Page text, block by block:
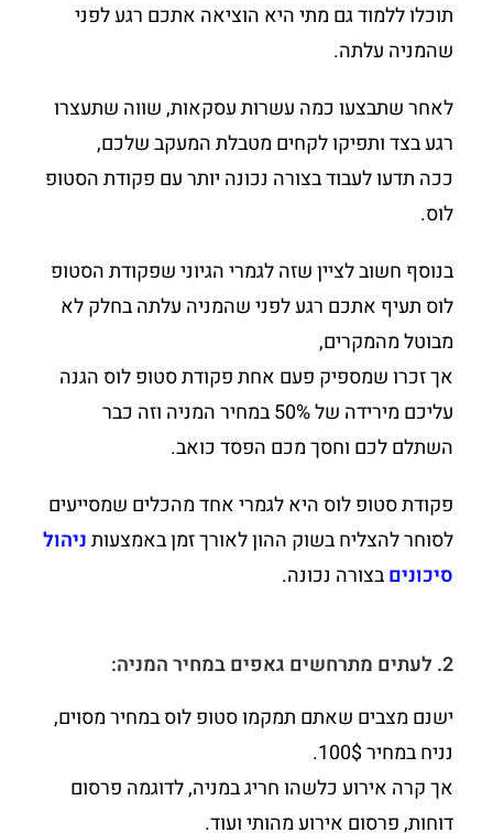
תוכלו ללמוד גם מתי היא הוציאה אתכם רגע לפני
שהמניה עלתה.
לאחר שתבצעו כמה עשרות עסקאות, שווה שתעצרו
רגע בצד ותפיקו לקחים מטבלת המעקב שלכם,
ככה תדעו לעבוד בצורה נכונה יותר עם פקודת הסטופ
לוס.
בנוסף חשוב לציין שזה לגמרי הגיוני שפקודת הסטופ
לוס תעיף אתכם רגע לפני שהמניה עלתה בחלק לא
מבוטל מהמקרים,
אך זכרו שמספיק פעם אחת פקודת סטופ לוס הגנה
עליכם מירידה של 50% במחיר המניה וזה כבר
השתלם לכם וחסך מכם הפסד כואב.
פקודת סטופ לוס היא לגמרי אחד מהכלים שמסייעים
לסוחר להצליח בשוק ההון לאורך זמן באמצעותניהול
סיכוניםבצורה נכונה.
2. לעתים מתרחשים גאפים במחיר המניה:
ישנם מצבים שאתם תמקמו סטופ לוס במחיר מסוים,
נניח במחיר 100$.
אך קרה אירוע כלשהו חריג במניה, לדוגמה פרסום
דוחות, פרסום אירוע מהותי ועוד.